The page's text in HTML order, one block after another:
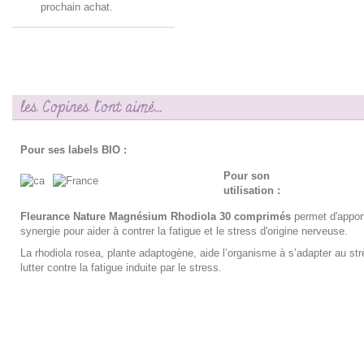
prochain achat.
les Copines l'ont aimé...
Pour ses labels BIO :
Pour son
utilisation :
Fleurance Nature Magnésium Rhodiola 30 comprimés permet
synergie pour aider à contrer la fatigue et le stress d'origine nerveuse.
La rhodiola rosea, plante adaptogène, aide l’organisme à s’adapter au
lutter contre la fatigue induite par le stress.